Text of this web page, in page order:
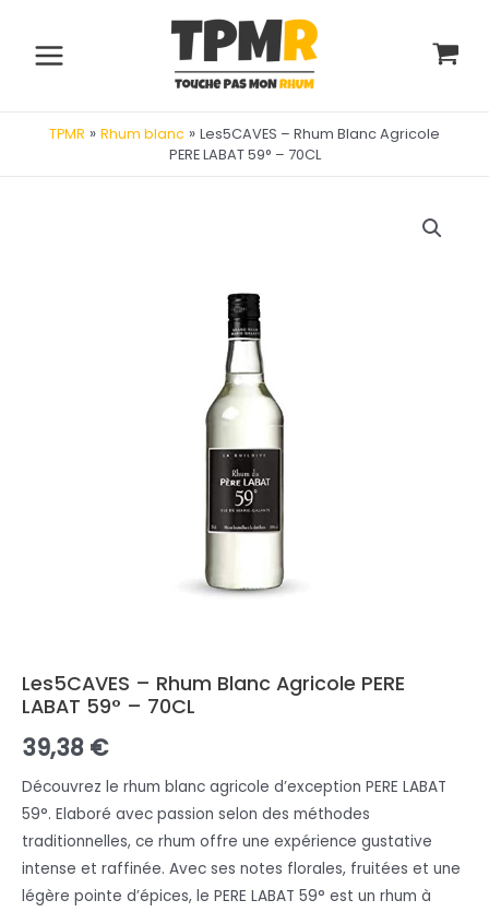
contenu
Main
TPMR » Rhum blanc » Les5CAVES – Rhum Blanc Agricole
PERE LABAT 59° – 70CL
Les5CAVES – Rhum Blanc Agricole PERE
LABAT 59° – 70CL
39,38 €
Découvrez le rhum blanc agricole d’exception PERE LABAT
59°. Elaboré avec passion selon des méthodes
traditionnelles, ce rhum offre une expérience gustative
intense et raffinée. Avec ses notes florales, fruitées et une
légère pointe d’épices, le PERE LABAT 59° est un rhum à